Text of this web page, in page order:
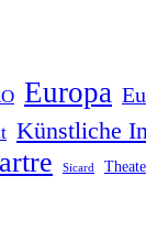
Europa
Künstliche
Sicard